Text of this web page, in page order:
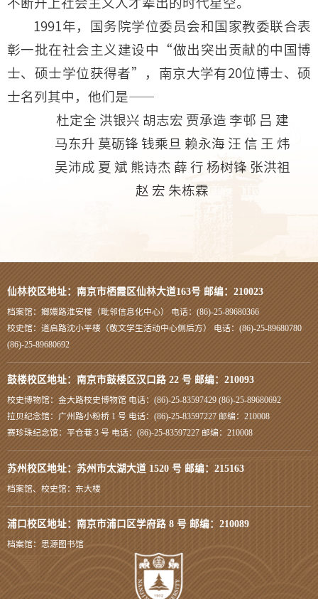
不断升上社会主义人才辈出的时代星空。
1991年，国务院学位委员会和国家教委联合表
彰一批在社会主义建设中“做出突出贡献的中国博
士、硕士学位获得者”，南京大学有20位博士、硕
士名列其中，他们是——
杜定全 洪银兴 胡志宏 贾承造 李邨 吕 建
马东升 莫砺锋 钱乘旦 赖永海 汪 信 王 炜
吴沛成 夏 斌 熊诗杰 薛 行 杨树锋 张洪祖
赵 宏 朱栋霖
仙林校区地址：南京市栖霞区仙林大道163号 邮编：210023
档案馆：嫏嬛路淮安楼（毗邻信息化中心） 电话：(86)-25-89680366
校史馆：道启路沈小平楼（敬文学生活动中心侧后方） 电话：(86)-25-89680780
(86)-25-89680692
鼓楼校区地址：南京市鼓楼区汉口路 22 号 邮编：210093
校史博物馆：金大路校史博物馆 电话：(86)-25-83597429 (86)-25-89680692
拉贝纪念馆：广州路小粉桥 1 号 电话：(86)-25-83597227 邮编：210008
赛珍珠纪念馆：平仓巷 3 号 电话：(86)-25-83597227 邮编：210008
苏州校区地址：苏州市太湖大道 1520 号 邮编：215163
档案馆、校史馆：东大楼
浦口校区地址：南京市浦口区学府路 8 号 邮编：210089
档案馆：思源图书馆